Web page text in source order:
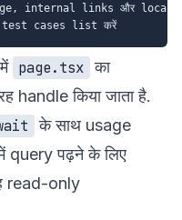
internal links और
page.tsx का
handle किया जाता है.
के साथ usage
query पढ़ने के लिए
read-only